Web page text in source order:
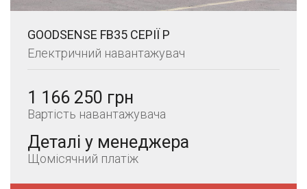
GOODSENSE FB35 СЕРІЇ P
Електричний навантажувач
1 166 250 грн
Вартість навантажувача
Деталі у менеджера
Щомісячний платіж